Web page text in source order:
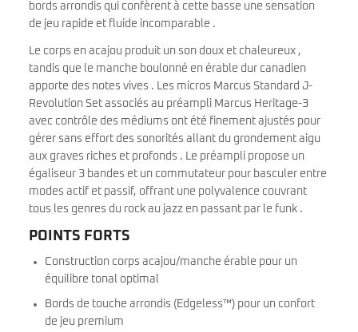
bords arrondis qui confèrent à cette basse une sensation
de jeu rapide et fluide incomparable .
Le corps en acajou produit un son doux et chaleureux ,
tandis que le manche boulonné en érable dur canadien
apporte des notes vives . Les micros Marcus Standard J-
Revolution Set associés au préampli Marcus Heritage-3
avec contrôle des médiums ont été finement ajustés pour
gérer sans effort des sonorités allant du grondement aigu
aux graves riches et profonds . Le préampli propose un
égaliseur 3 bandes et un commutateur pour basculer entre
modes actif et passif, offrant une polyvalence couvrant
tous les genres du rock au jazz en passant par le funk .
POINTS FORTS
Construction corps acajou/manche érable pour un
équilibre tonal optimal
Bords de touche arrondis (Edgeless™) pour un confort
de jeu premium